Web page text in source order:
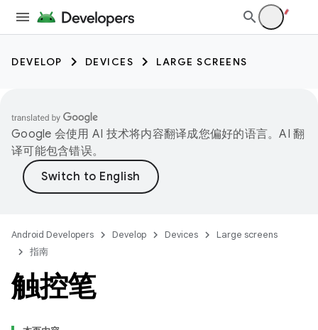
DEVELOP DEVICES LARGE SCREENS
Google 会使用 AI 技术将内容翻译成您偏好的语言。AI 翻
译可能包含错误。
Android Developers Develop Devices
Large screens
指南
触控笔